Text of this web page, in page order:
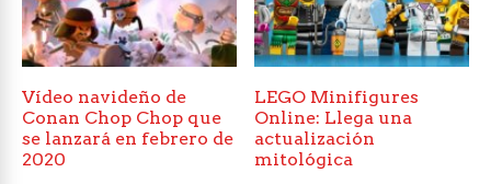
Vídeo navideño de
Conan Chop Chop que
se lanzará en febrero de
2020
LEGO Minifigures
Online: Llega una
actualización
mitológica